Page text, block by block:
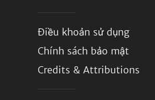
Điều khoản sử dụng
Chính sách bảo mật
Credits & Attributions